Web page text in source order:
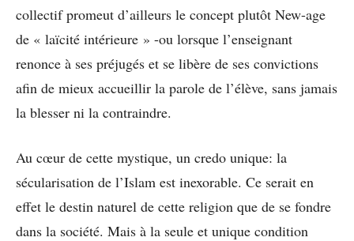
collectif promeut d’ailleurs le concept plutôt New-age
de « laïcité intérieure » -ou lorsque l’enseignant
renonce à ses préjugés et se libère de ses convictions
afin de mieux accueillir la parole de l’élève, sans jamais
la blesser ni la contraindre.
Au cœur de cette mystique, un credo unique: la
sécularisation de l’Islam est inexorable. Ce serait en
effet le destin naturel de cette religion que de se fondre
dans la société. Mais à la seule et unique condition